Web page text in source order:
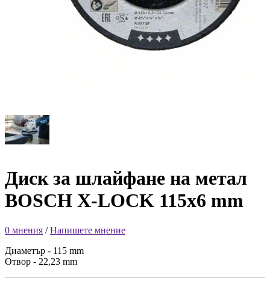
Диск за шлайфане на метал
BOSCH X-LOCK 115x6 mm
0 мнения /Напишете мнение
Диаметър - 115 mm
Отвор - 22,23 mm